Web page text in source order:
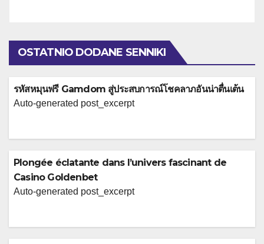
OSTATNIO DODANE SENNIKI
รหัสหมุนฟรี Gamdom สู่ประสบการณ์โชคลาภอันน่าตื่นเต้น
Auto-generated post_excerpt
Plongée éclatante dans l’univers fascinant de
Casino Goldenbet
Auto-generated post_excerpt